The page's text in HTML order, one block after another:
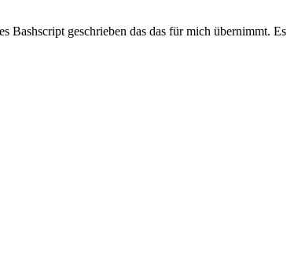
Bashscript geschrieben das das für mich übernimmt. Es